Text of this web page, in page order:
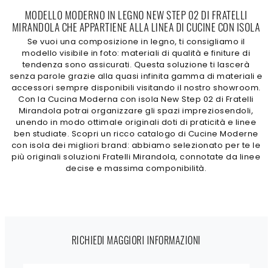
MODELLO MODERNO IN LEGNO NEW STEP 02 DI FRATELLI
MIRANDOLA CHE APPARTIENE ALLA LINEA DI CUCINE CON ISOLA
Se vuoi una composizione in legno, ti consigliamo il
modello visibile in foto: materiali di qualità e finiture di
tendenza sono assicurati. Questa soluzione ti lascerà
senza parole grazie alla quasi infinita gamma di materiali e
accessori sempre disponibili visitando il nostro showroom.
Con la Cucina Moderna con isola New Step 02 di Fratelli
Mirandola potrai organizzare gli spazi impreziosendoli,
unendo in modo ottimale originali doti di praticità e linee
ben studiate. Scopri un ricco catalogo di Cucine Moderne
con isola dei migliori brand: abbiamo selezionato per te le
più originali soluzioni Fratelli Mirandola, connotate da linee
decise e massima componibilità.
RICHIEDI MAGGIORI INFORMAZIONI